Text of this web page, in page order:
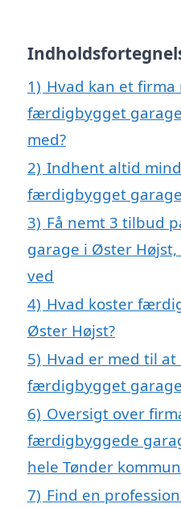
1) Hvad kan et firma
færdigbygget
med?
2) Indhent altid
færdigbygget
3) Få nemt 3 tilbud
garage i Øster
ved
4) Hvad koster
Øster Højst?
5) Hvad er med til
færdigbygget
6) Oversigt over
færdigbyggede
hele Tønder
7) Find en